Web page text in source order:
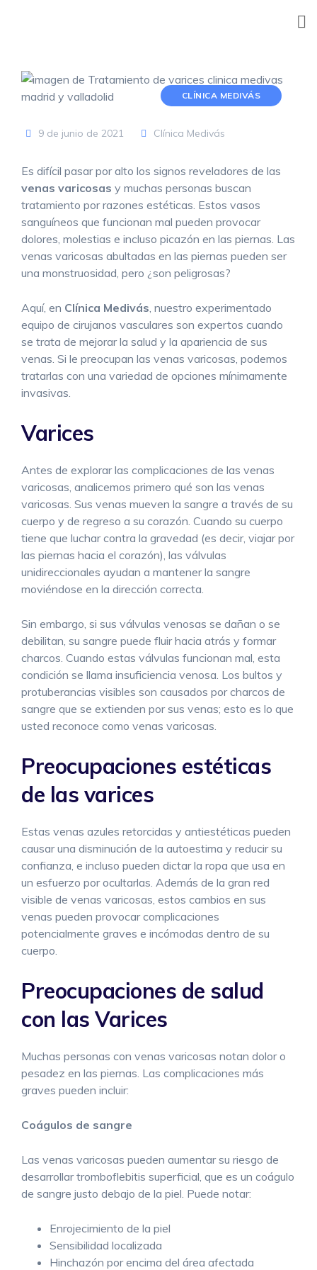
CLÍNICA MEDIVÁS
9 de junio de 2021 Clínica Medivás
Es difícil pasar por alto los signos reveladores de las
venas varicosas y muchas personas buscan
tratamiento por razones estéticas. Estos vasos
sanguíneos que funcionan mal pueden provocar
dolores, molestias e incluso picazón en las piernas. Las
venas varicosas abultadas en las piernas pueden ser
una monstruosidad, pero ¿son peligrosas?
Aquí, en Clínica Medivás, nuestro experimentado
equipo de cirujanos vasculares son expertos cuando
se trata de mejorar la salud y la apariencia de sus
venas. Si le preocupan las venas varicosas, podemos
tratarlas con una variedad de opciones mínimamente
invasivas.
Varices
Antes de explorar las complicaciones de las venas
varicosas, analicemos primero qué son las venas
varicosas. Sus venas mueven la sangre a través de su
cuerpo y de regreso a su corazón. Cuando su cuerpo
tiene que luchar contra la gravedad (es decir, viajar por
las piernas hacia el corazón), las válvulas
unidireccionales ayudan a mantener la sangre
moviéndose en la dirección correcta.
Sin embargo, si sus válvulas venosas se dañan o se
debilitan, su sangre puede fluir hacia atrás y formar
charcos. Cuando estas válvulas funcionan mal, esta
condición se llama insuficiencia venosa. Los bultos y
protuberancias visibles son causados ​​por charcos de
sangre que se extienden por sus venas; esto es lo que
usted reconoce como venas varicosas.
Preocupaciones estéticas
de las varices
Estas venas azules retorcidas y antiestéticas pueden
causar una disminución de la autoestima y reducir su
confianza, e incluso pueden dictar la ropa que usa en
un esfuerzo por ocultarlas. Además de la gran red
visible de venas varicosas, estos cambios en sus
venas pueden provocar complicaciones
potencialmente graves e incómodas dentro de su
cuerpo.
Preocupaciones de salud
con las Varices
Muchas personas con venas varicosas notan dolor o
pesadez en las piernas. Las complicaciones más
graves pueden incluir:
Coágulos de sangre
Las venas varicosas pueden aumentar su riesgo de
desarrollar tromboflebitis superficial, que es un coágulo
de sangre justo debajo de la piel. Puede notar:
Enrojecimiento de la piel
Sensibilidad localizada
Hinchazón por encima del área afectada